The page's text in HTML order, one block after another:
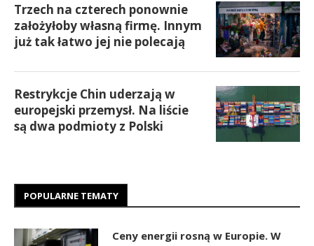
Trzech na czterech ponownie
założyłoby własną firmę. Innym
już tak łatwo jej nie polecają
Restrykcje Chin uderzają w
europejski przemysł. Na liście
są dwa podmioty z Polski
POPULARNE TEMATY
Ceny energii rosną w Europie. W